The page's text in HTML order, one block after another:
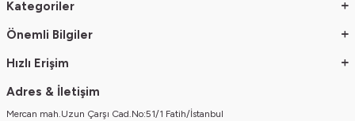
Kategoriler
Önemli Bilgiler
Hızlı Erişim
Adres & İletişim
Mercan mah.Uzun Çarşı Cad.No:51/1 Fatih/İstanbul